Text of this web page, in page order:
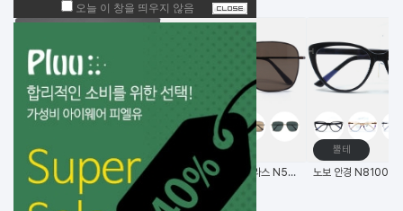
고글
비츠로만 14G초경량 편광 변색 스포츠고글 (한국생산) 노보 선글라스 N5006 58사이즈 메탈 사각 선글라스
뿔테